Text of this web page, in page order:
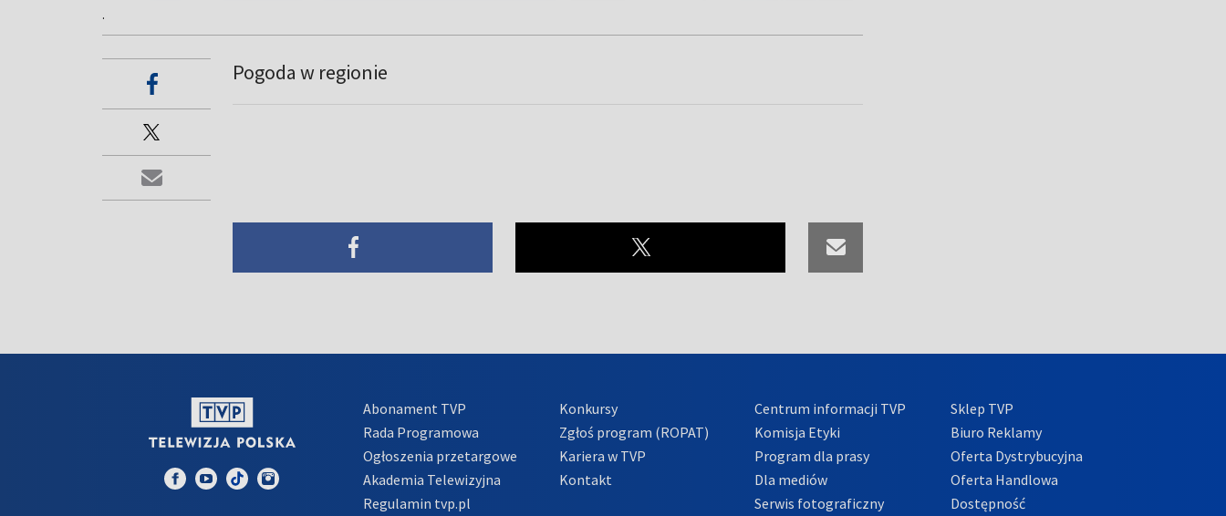
.
Pogoda w regionie
Abonament TVP
Rada Programowa
Ogłoszenia przetargowe
Akademia Telewizyjna
Regulamin tvp.pl
Konkursy
Zgłoś program (ROPAT)
Kariera w TVP
Kontakt
Centrum informacji TVP
Komisja Etyki
Program dla prasy
Dla mediów
Serwis fotograficzny
Sklep TVP
Biuro Reklamy
Oferta Dystrybucyjna
Oferta Handlowa
Dostępność